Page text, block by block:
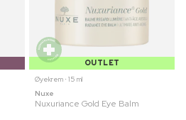
OUTLET
Øyekrem ⋅ 15 ml
Nuxe
Nuxuriance Gold Eye Balm